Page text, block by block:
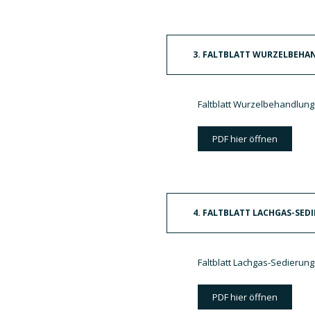
3. FALTBLATT
Faltblatt Wurzelbehandlung:
PDF hier öffnen
4. FALTBLATT LACHGAS-
Faltblatt Lachgas-Sedierung:
PDF hier öffnen